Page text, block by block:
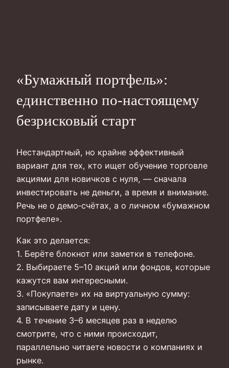
«Бумажный портфель»:
единственно по‑настоящему
безрисковый старт
Нестандартный, но крайне эффективный
вариант для тех, кто ищет обучение торговле
акциями для новичков с нуля, — сначала
инвестировать не деньги, а время и внимание.
Речь не о демо‑счётах, а о личном «бумажном
портфеле».
Как это делается:
1. Берёте блокнот или заметки в телефоне.
2. Выбираете 5–10 акций или фондов, которые
кажутся вам интересными.
3. «Покупаете» их на виртуальную сумму:
записываете дату и цену.
4. В течение 3–6 месяцев раз в неделю
смотрите, что с ними происходит,
параллельно читаете новости о компаниях и
рынке.